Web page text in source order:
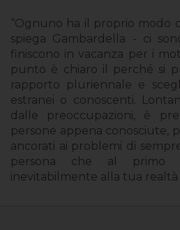
“Ognuno ha il proprio modo
spiega Gambardella - ci
finiscono in vacanza per i
punto è chiaro il perché si
rapporto pluriennale e
estranei o conoscenti.
dalle preoccupazioni, è
persone appena conosciute,
ancorati ai problemi di
persona che al primo
inevitabilmente alla tua realtà